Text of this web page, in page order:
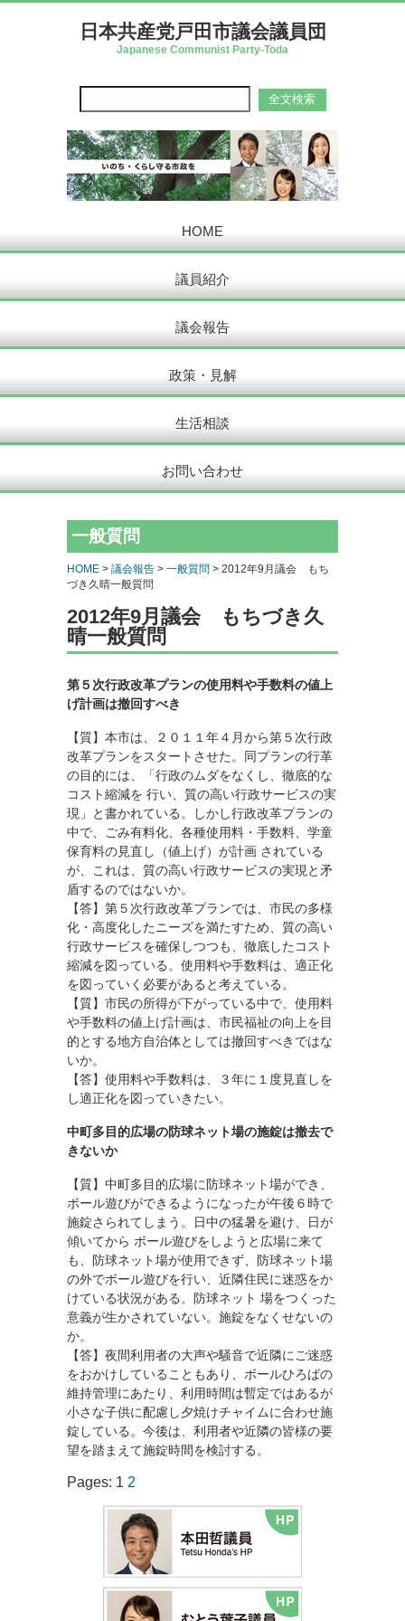
日本共産党戸田市議会議員団
Japanese Communist Party-Toda
HOME
議員紹介
議会報告
政策・見解
生活相談
お問い合わせ
一般質問
HOME > 議会報告 > 一般質問 > 2012年9月議会 もち
づき久晴一般質問
2012年9月議会 もちづき久
晴一般質問
第５次行政改革プランの使用料や手数料の値上
げ計画は撤回すべき
【質】本市は、２０１１年４月から第５次行政
改革プランをスタートさせた。同プランの行革
の目的には、「行政のムダをなくし、徹底的な
コスト縮減を 行い、質の高い行政サービスの実
現」と書かれている。しかし行政改革プランの
中で、ごみ有料化、各種使用料・手数料、学童
保育料の見直し（値上げ）が計画 されている
が、これは、質の高い行政サービスの実現と矛
盾するのではないか。
【答】第５次行政改革プランでは、市民の多様
化・高度化したニーズを満たすため、質の高い
行政サービスを確保しつつも、徹底したコスト
縮減を図っている。使用料や手数料は、適正化
を図っていく必要があると考えている。
【質】市民の所得が下がっている中で、使用料
や手数料の値上げ計画は、市民福祉の向上を目
的とする地方自治体としては撤回すべきではな
いか。
【答】使用料や手数料は、３年に１度見直しを
し適正化を図っていきたい。
中町多目的広場の防球ネット場の施錠は撤去で
きないか
【質】中町多目的広場に防球ネット場ができ、
ボール遊びができるようになったが午後６時で
施錠さられてしまう。日中の猛暑を避け、日が
傾いてから ボール遊びをしようと広場に来て
も、防球ネット場が使用できず、防球ネット場
の外でボール遊びを行い、近隣住民に迷惑をか
けている状況がある。防球ネット 場をつくった
意義が生かされていない。施錠をなくせないの
か。
【答】夜間利用者の大声や騒音で近隣にご迷惑
をおかけしていることもあり、ボールひろばの
維持管理にあたり、利用時間は暫定ではあるが
小さな子供に配慮し夕焼けチャイムに合わせ施
錠している。今後は、利用者や近隣の皆様の要
望を踏まえて施錠時間を検討する。
Pages: 1 2